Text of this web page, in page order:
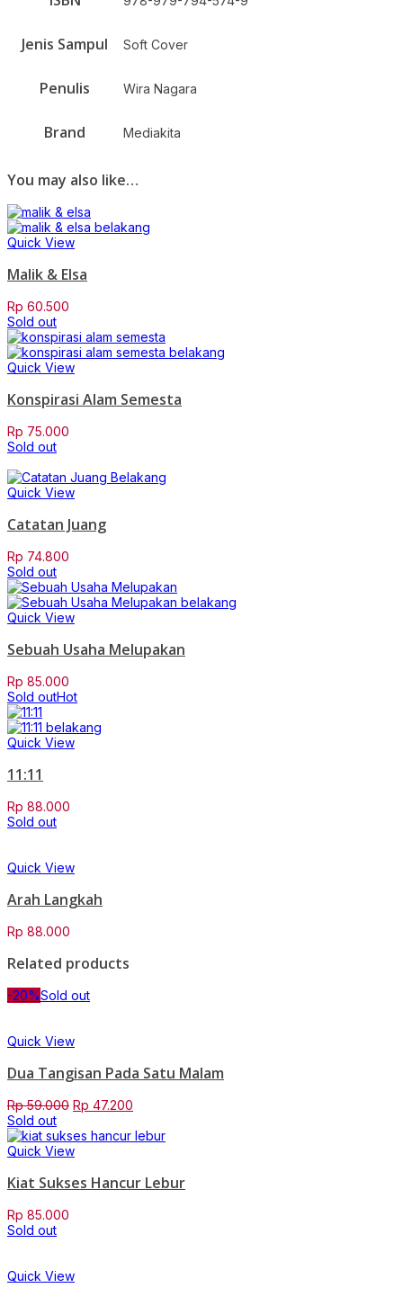
Jenis Sampul Soft Cover
Penulis Wira Nagara
Brand Mediakita
You may also like…
Quick View
Malik & Elsa
Rp 60.500
Sold out
Quick View
Konspirasi Alam Semesta
Rp 75.000
Sold out
Quick View
Catatan Juang
Rp 74.800
Sold out
Quick View
Sebuah Usaha Melupakan
Rp 85.000
Sold outHot
Quick View
11:11
Rp 88.000
Sold out
Quick View
Arah Langkah
Rp 88.000
Related products
-20%Sold out
Quick View
Dua Tangisan Pada Satu Malam
Rp59.000 Original
was:
Rp 59.000.
Rp 47.200
is:
Sold out
Quick View
Kiat Sukses Hancur Lebur
Rp 85.000
Sold out
Quick View